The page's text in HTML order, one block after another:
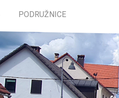
PODRUŽNICE